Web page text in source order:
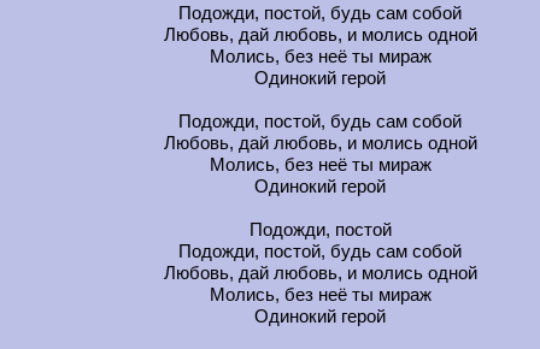
Подожди, постой, будь сам собой
Любовь, дай любовь, и молись одной
Молись, без неё ты мираж
Одинокий герой
Подожди, постой, будь сам собой
Любовь, дай любовь, и молись одной
Молись, без неё ты мираж
Одинокий герой
Подожди, постой
Подожди, постой, будь сам собой
Любовь, дай любовь, и молись одной
Молись, без неё ты мираж
Одинокий герой